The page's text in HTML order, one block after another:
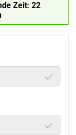
Zeit: 22